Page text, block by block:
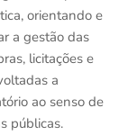
orientando e
a gestão das
licitações e
a
ao senso de
públicas.